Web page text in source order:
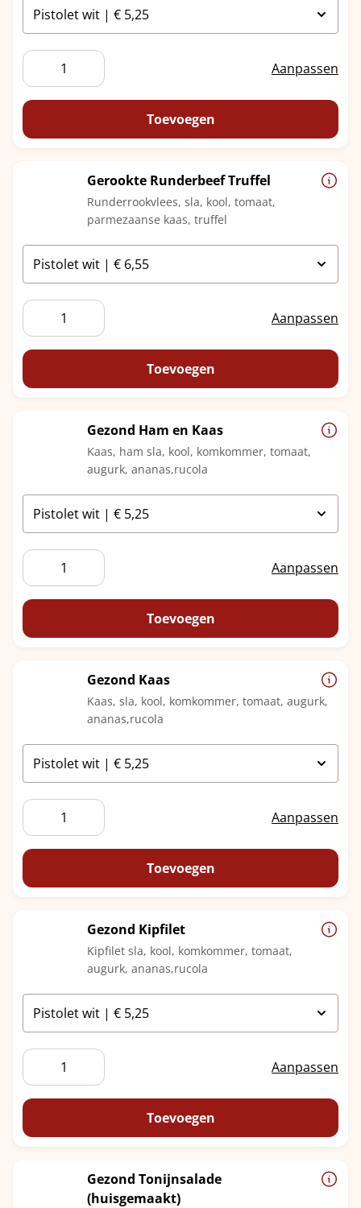
Gekookte
Eieren
aantal
Aanpassen
Toevoegen
Gerookte Runderbeef Truffel
Runderrookvlees, sla, kool, tomaat,
parmezaanse kaas, truffel
Gerookte
Runderbeef
Truffel
Aanpassen
Toevoegen
Gezond Ham en Kaas
Kaas, ham sla, kool, komkommer, tomaat,
augurk, ananas,rucola
Gezond
Ham
en
aantal
Aanpassen
Toevoegen
Gezond Kaas
Kaas, sla, kool, komkommer, tomaat, augurk,
ananas,rucola
Gezond
Kaas
aantal
Aanpassen
Toevoegen
Gezond Kipfilet
Kipfilet sla, kool, komkommer, tomaat,
augurk, ananas,rucola
Gezond
Kipfilet
aantal
Aanpassen
Toevoegen
Gezond Tonijnsalade
(huisgemaakt)